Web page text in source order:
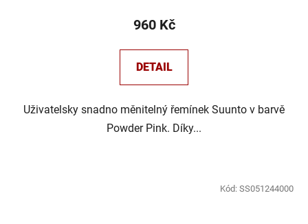
960 Kč
DETAIL
Uživatelsky snadno měnitelný řemínek Suunto v barvě
Powder Pink. Díky...
Kód: SS051244000